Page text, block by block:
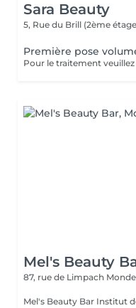
Sara Beauty
5, Rue du Brill (2ème
Première pose
Mel's Beauty
87, rue de Limpach
Mel's Beauty Bar Institut de beauté à Mondercange Situé à